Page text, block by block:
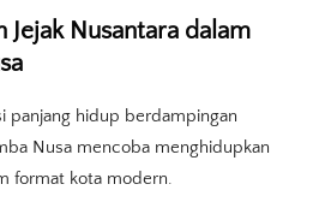
Jejak Nusantara dalam
panjang hidup berdampingan
Nusa mencoba menghidupkan
format kota modern.